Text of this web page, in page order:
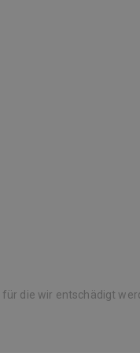
die wir entschädigt